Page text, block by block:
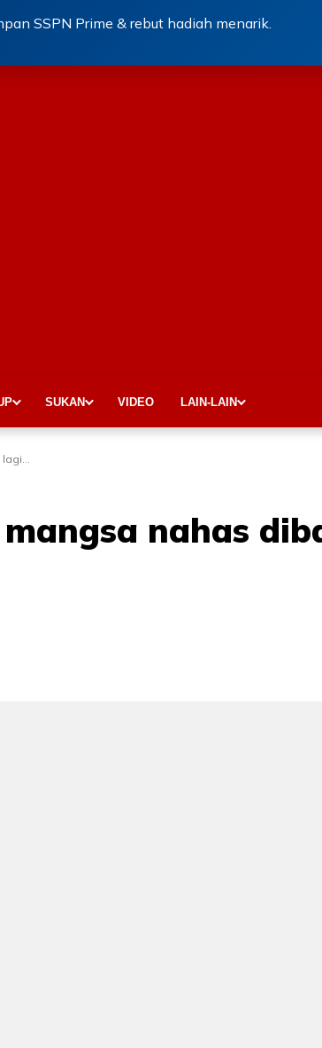
SSPN Prime & rebut hadiah menarik.
SUKAN VIDEO LAIN-LAIN
nahas